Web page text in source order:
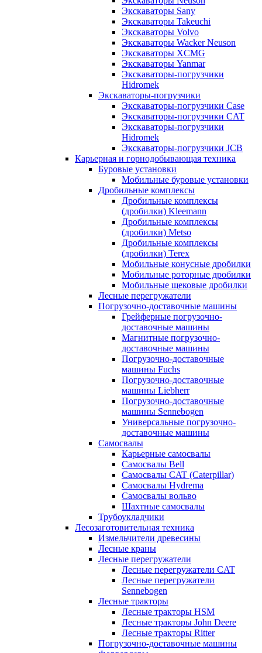
Экскаваторы Sany
Экскаваторы Takeuchi
Экскаваторы Volvo
Экскаваторы Wacker Neuson
Экскаваторы XCMG
Экскаваторы Yanmar
Экскаваторы-погрузчики
Hidromek
Экскаваторы-погрузчики
Экскаваторы-погрузчики Case
Экскаваторы-погрузчики CAT
Экскаваторы-погрузчики
Hidromek
Экскаваторы-погрузчики JCB
Карьерная и горнодобывающая техника
Буровые установки
Мобильные буровые установки
Дробильные комплексы
Дробильные комплексы
(дробилки) Kleemann
Дробильные комплексы
(дробилки) Metso
Дробильные комплексы
(дробилки) Terex
Мобильные конусные дробилки
Мобильные роторные дробилки
Мобильные щековые дробилки
Лесные перегружатели
Погрузочно-доставочные машины
Грейферные погрузочно-
доставочные машины
Магнитные погрузочно-
доставочные машины
Погрузочно-доставочные
машины Fuchs
Погрузочно-доставочные
машины Liebherr
Погрузочно-доставочные
машины Sennebogen
Универсальные погрузочно-
доставочные машины
Самосвалы
Карьерные самосвалы
Самосвалы Bell
Самосвалы CAT (Caterpillar)
Самосвалы Hydrema
Самосвалы вольво
Шахтные самосвалы
Трубоукладчики
Лесозаготовительная техника
Измельчители древесины
Лесные краны
Лесные перегружатели
Лесные перегружатели CAT
Лесные перегружатели
Sennebogen
Лесные тракторы
Лесные тракторы HSM
Лесные тракторы John Deere
Лесные тракторы Ritter
Погрузочно-доставочные машины